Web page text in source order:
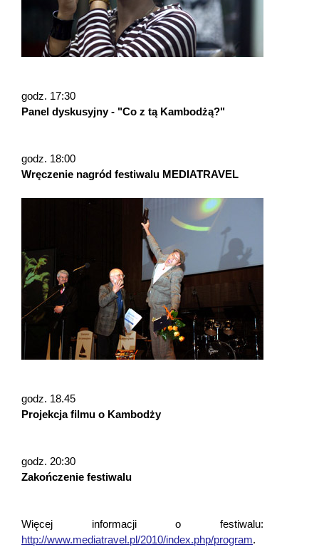
godz. 17:30
Panel dyskusyjny - "Co z tą Kambodżą?"
godz. 18:00
Wręczenie nagród festiwalu MEDIATRAVEL
godz. 18.45
Projekcja filmu o Kambodży
godz. 20:30
Zakończenie festiwalu
Więcej informacji o festiwalu:
http://www.mediatravel.pl/2010/index.php/program.